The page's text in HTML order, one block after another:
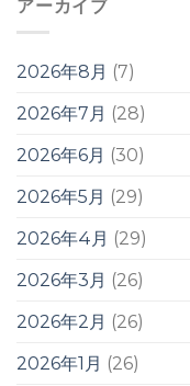
アーカイブ
2026年8月 (7)
2026年7月 (28)
2026年6月 (30)
2026年5月 (29)
2026年4月 (29)
2026年3月 (26)
2026年2月 (26)
2026年1月 (26)